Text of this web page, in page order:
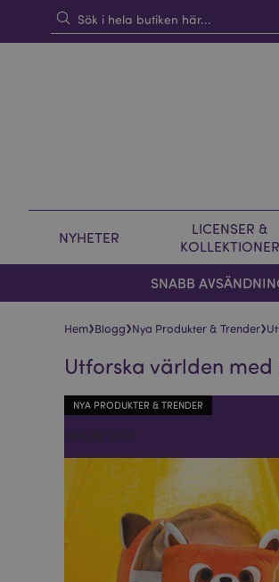
NYHETER
LICENSER &
KOLLEKTIONER
SNABB
Hem›Blogg›Nya Produkter & Trender›
Utforska världen
NYA PRODUKTER & TRENDER
Juni 18, 2024